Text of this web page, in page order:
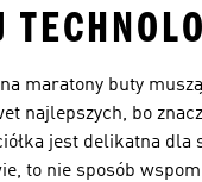
maratony buty
najlepszych, bo
jest delikatna dla
to nie sposób